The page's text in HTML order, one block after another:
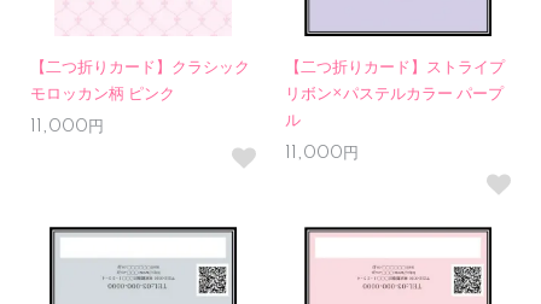
【二つ折りカード】クラシック
モロッカン柄 ピンク
11,000円
【二つ折りカード】ストライプ
リボン×パステルカラー パープ
ル
11,000円